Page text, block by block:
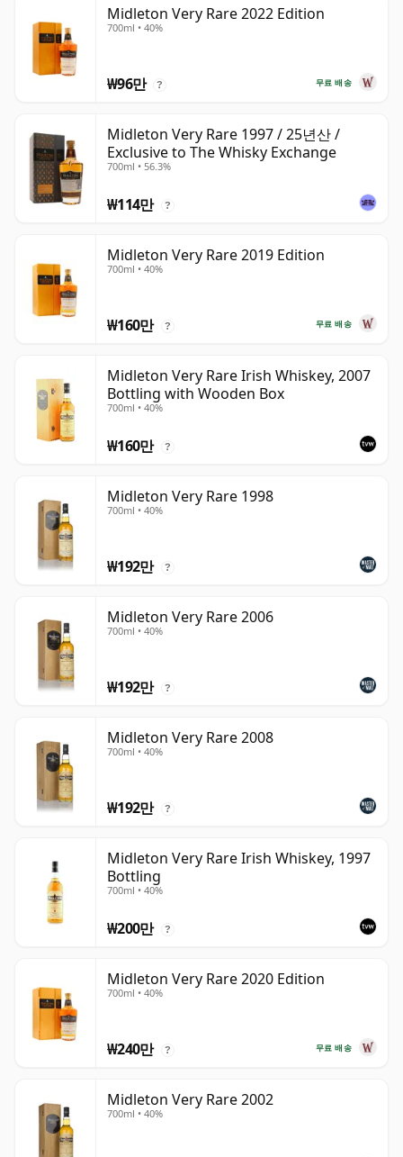
Midleton Very Rare 2022 Edition
700ml • 40%
무료 배송
₩96만 ?
Midleton Very Rare 1997 / 25년산 /
Exclusive to The Whisky Exchange
700ml • 56.3%
₩114만 ?
Midleton Very Rare 2019 Edition
700ml • 40%
무료 배송
₩160만 ?
Midleton Very Rare Irish Whiskey, 2007
Bottling with Wooden Box
700ml • 40%
₩160만 ?
Midleton Very Rare 1998
700ml • 40%
₩192만 ?
Midleton Very Rare 2006
700ml • 40%
₩192만 ?
Midleton Very Rare 2008
700ml • 40%
₩192만 ?
Midleton Very Rare Irish Whiskey, 1997
Bottling
700ml • 40%
₩200만 ?
Midleton Very Rare 2020 Edition
700ml • 40%
무료 배송
₩240만 ?
Midleton Very Rare 2002
700ml • 40%